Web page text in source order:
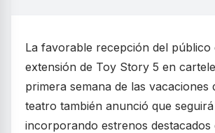
La favorable recepción del
extensión de Toy Story 5 en
primera semana de las vacaciones
teatro también anunció que seguirá
incorporando estrenos destacados